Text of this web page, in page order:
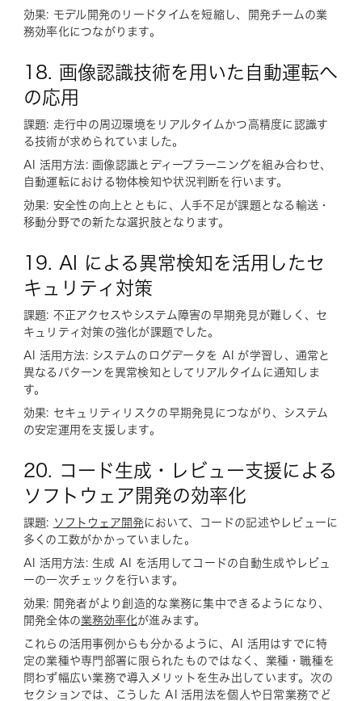
効果: モデル開発のリードタイムを短縮し、開発チームの業
務効率化につながります。
18. 画像認識技術を用いた自動運転へ
の応用
課題: 走行中の周辺環境をリアルタイムかつ高精度に認識す
る技術が求められていました。
AI 活用方法: 画像認識とディープラーニングを組み合わせ、
自動運転における物体検知や状況判断を行います。
効果: 安全性の向上とともに、人手不足が課題となる輸送・
移動分野での新たな選択肢となります。
19. AI による異常検知を活用したセ
キュリティ対策
課題: 不正アクセスやシステム障害の早期発見が難しく、セ
キュリティ対策の強化が課題でした。
AI 活用方法: システムのログデータを AI が学習し、通常と
異なるパターンを異常検知としてリアルタイムに通知しま
す。
効果: セキュリティリスクの早期発見につながり、システム
の安定運用を支援します。
20. コード生成・レビュー支援による
ソフトウェア開発の効率化
課題: ソフトウェア開発において、コードの記述やレビューに
多くの工数がかかっていました。
AI 活用方法: 生成 AI を活用してコードの自動生成やレビュ
ーの一次チェックを行います。
効果: 開発者がより創造的な業務に集中できるようになり、
開発全体の業務効率化が進みます。
これらの活用事例からも分かるように、AI 活用はすでに特
定の業種や専門部署に限られたものではなく、業種・職種を
問わず幅広い業務で導入メリットを生み出しています。次の
セクションでは、こうした AI 活用法を個人や日常業務でど